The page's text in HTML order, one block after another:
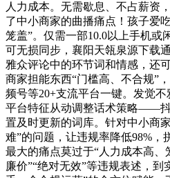
人力成本。无需歇息、不占薪资
了中小商家的曲播痛点！孩子爱
笼盖”。仅需一部10.0以上手机或
可无损同步，襄阳天瓴泉源下载
雅众评论中的环节词和情感，还
商家担能东西“门槛高、不合规”
频号等20+支流平台一键。发觉
平台特征从动调整话术策略——
置及时更新的词库。针对中小商
难”的问题，让违规率降低98%，
最大的痛点莫过于“人力成本高、
廉价”“绝对无效”等违规表述，到